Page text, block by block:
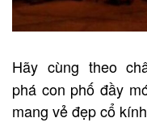
Hãy cùng theo
phá con phố đầy
mang vẻ đẹp cổ